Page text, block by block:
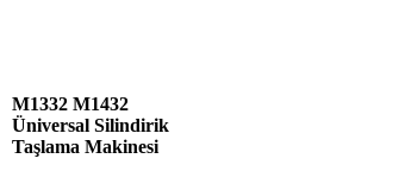
M1332 M1432
Üniversal Silindirik
Taşlama Makinesi